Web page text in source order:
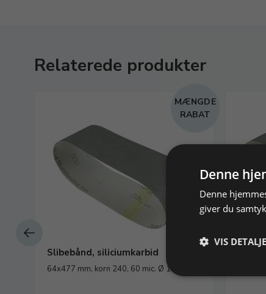
Relaterede produkter
MÆNGDE
RABAT
Slibebånd, siliciumkarbid
64x477 mm, korn 240, 60 mic. Ø 150
Denne
Denne
giver du
VIS